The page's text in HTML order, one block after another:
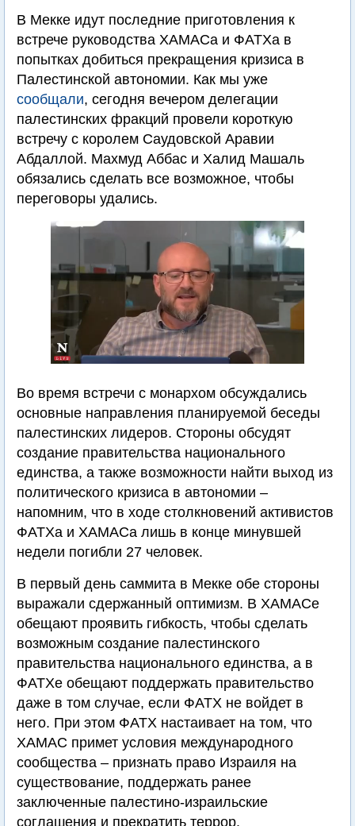
В Мекке идут последние приготовления к
встрече руководства ХАМАСа и ФАТХа в
попытках добиться прекращения кризиса в
Палестинской автономии. Как мы уже
сообщали, сегодня вечером делегации
палестинских фракций провели короткую
встречу с королем Саудовской Аравии
Абдаллой. Махмуд Аббас и Халид Машаль
обязались сделать все возможное, чтобы
переговоры удались.
Во время встречи с монархом обсуждались
основные направления планируемой беседы
палестинских лидеров. Стороны обсудят
создание правительства национального
единства, а также возможности найти выход из
политического кризиса в автономии –
напомним, что в ходе столкновений активистов
ФАТХа и ХАМАСа лишь в конце минувшей
недели погибли 27 человек.
В первый день саммита в Мекке обе стороны
выражали сдержанный оптимизм. В ХАМАСе
обещают проявить гибкость, чтобы сделать
возможным создание палестинского
правительства национального единства, а в
ФАТХе обещают поддержать правительство
даже в том случае, если ФАТХ не войдет в
него. При этом ФАТХ настаивает на том, что
ХАМАС примет условия международного
сообщества – признать право Израиля на
существование, поддержать ранее
заключенные палестино-израильские
соглашения и прекратить террор.